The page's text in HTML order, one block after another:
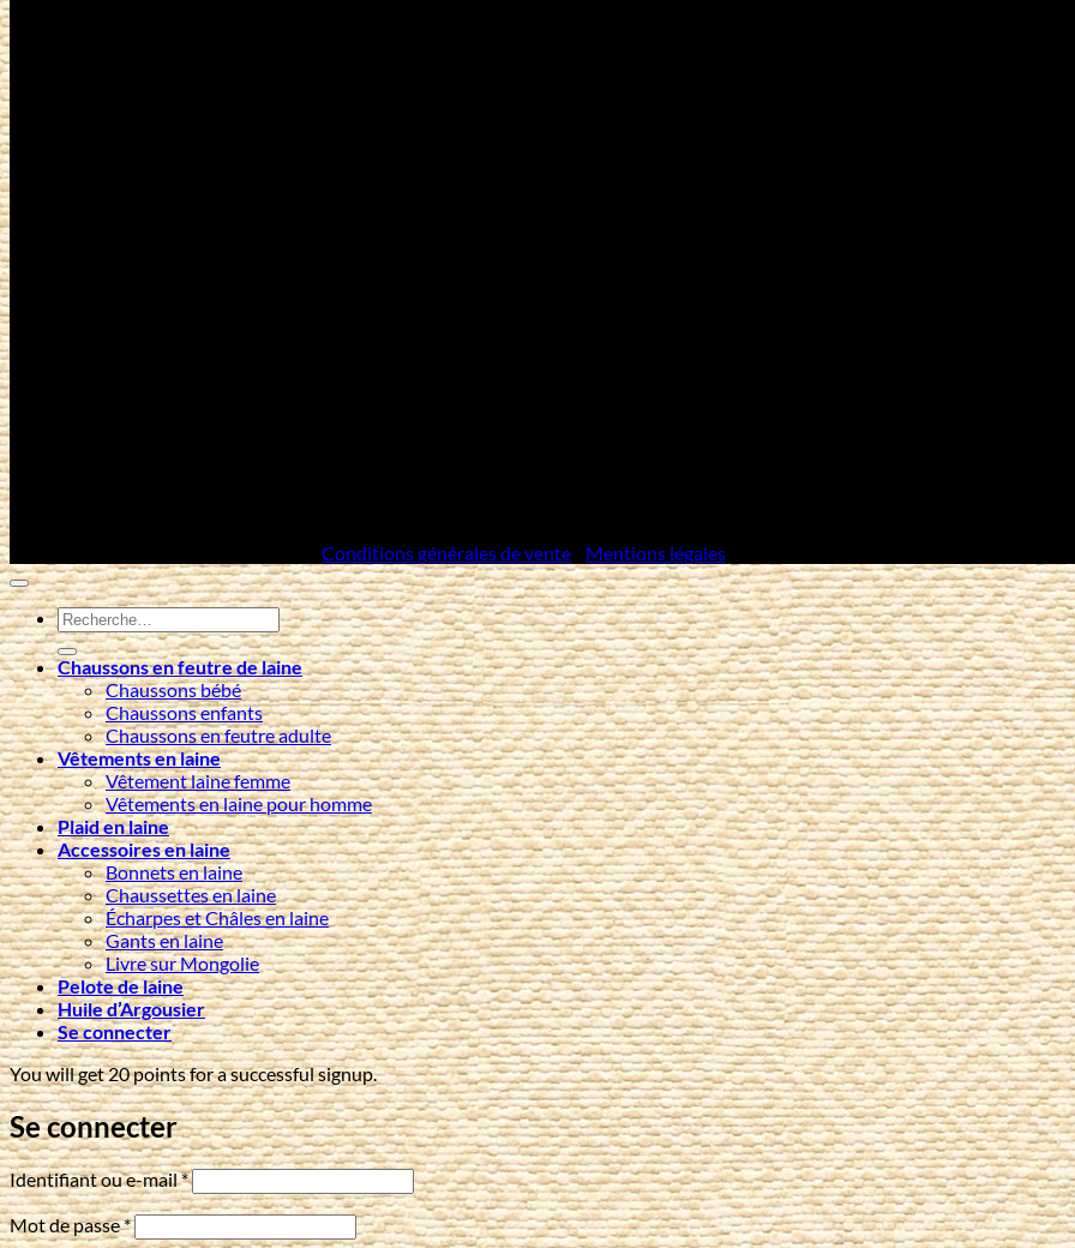
Conditions générales de vente Mentions légales
Recherche
pour :
Chaussons en feutre de laine
Chaussons bébé
Chaussons enfants
Chaussons en feutre adulte
Vêtements en laine
Vêtement laine femme
Vêtements en laine pour homme
Plaid en laine
Accessoires en laine
Bonnets en laine
Chaussettes en laine
Écharpes et Châles en laine
Gants en laine
Livre sur Mongolie
Pelote de laine
Huile d’Argousier
Se connecter
You will get 20 points for a successful signup.
Se connecter
Identifiant ou e-mail*Obligatoire
Mot de passe*Obligatoire